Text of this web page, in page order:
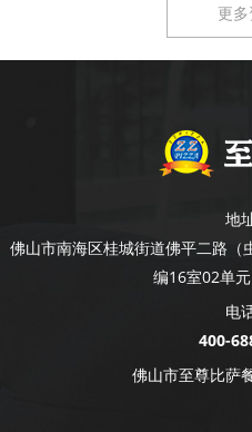
更
地
佛山市南海区桂城街道佛平二路（
编16室02单元
电
400-
佛山市至尊比萨